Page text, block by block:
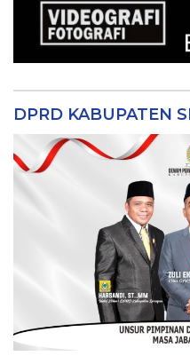
DPRD KABUPATEN